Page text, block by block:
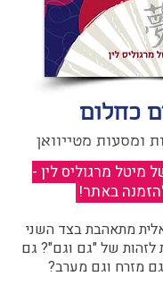
כחלום
ומסעות מטייוואן
מרגוליס לין -
באתר!
מתאהבת בצד השני
לזהות של "גם וגם"? גם
מזרח וגם מערב?​​